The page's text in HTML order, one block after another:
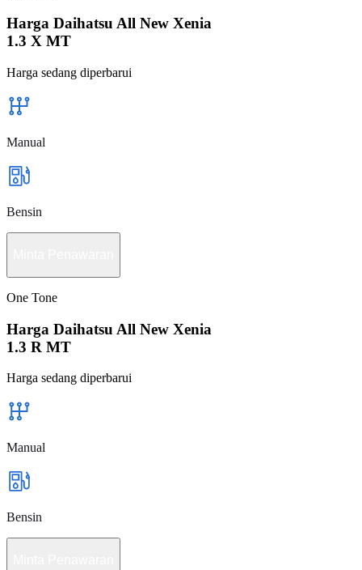
Harga Daihatsu All New Xenia
1.3 X MT
Harga sedang diperbarui
Manual
Bensin
One Tone
Harga Daihatsu All New Xenia
1.3 R MT
Harga sedang diperbarui
Manual
Bensin